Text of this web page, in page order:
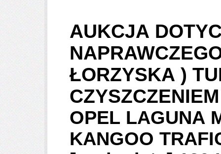
AUKCJA
ŁORZYSKA )
OPEL LAGUNA
KANGOO